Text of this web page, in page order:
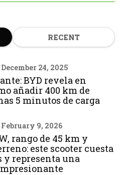
RECENT
December 24, 2025
BYD revela en
añadir 400 km de
5 minutos de carga
February 9, 2026
rango de 45 km y
este scooter cuesta
y representa una